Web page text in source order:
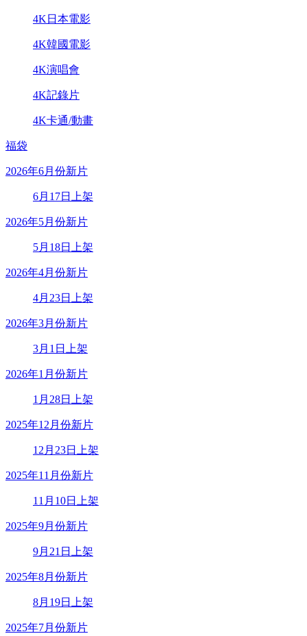
4K日本電影
4K韓國電影
4K演唱會
4K記錄片
4K卡通/動畫
福袋
2026年6月份新片
6月17日上架
2026年5月份新片
5月18日上架
2026年4月份新片
4月23日上架
2026年3月份新片
3月1日上架
2026年1月份新片
1月28日上架
2025年12月份新片
12月23日上架
2025年11月份新片
11月10日上架
2025年9月份新片
9月21日上架
2025年8月份新片
8月19日上架
2025年7月份新片